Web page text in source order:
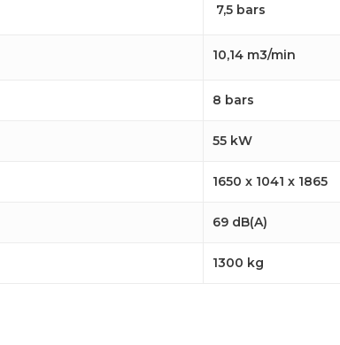
7,5 bars
10,14 m3/min
8 bars
55 kW
1650 x 1041 x 1865
69 dB(A)
1300 kg